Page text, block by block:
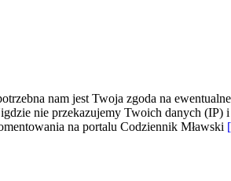
nam jest Twoja zgoda na
nie przekazujemy Twoich danych
na portalu Codziennik Mławski